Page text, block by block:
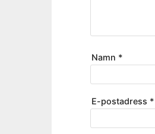
Namn *
E-postadress *